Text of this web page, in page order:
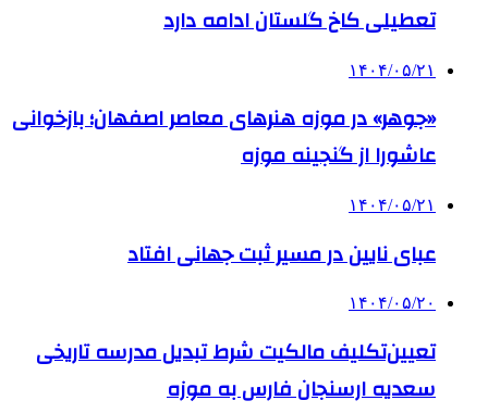
تعطیلی کاخ گلستان ادامه دارد
۱۴۰۴/۰۵/۲۱
«جوهر» در موزه هنرهای معاصر اصفهان؛ بازخوانی
عاشورا از گنجینه موزه
۱۴۰۴/۰۵/۲۱
عبای نایین در مسیر ثبت جهانی افتاد
۱۴۰۴/۰۵/۲۰
تعیین‌تکلیف مالکیت شرط تبدیل مدرسه تاریخی
سعدیه ارسنجان فارس به موزه